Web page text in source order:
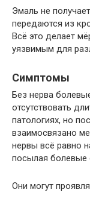
Эмаль не
передаются из
Всё это делает
уязвимым для
Симптомы
Без нерва
отсутствовать
патологиях, но
взаимосвязано
нервы всё равно
посылая болевые
Они могут